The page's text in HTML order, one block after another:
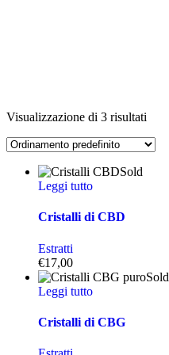
Visualizzazione di 3 risultati
Sold
Leggi tutto
Cristalli di CBD
Estratti
€17,00
Sold
Leggi tutto
Cristalli di CBG